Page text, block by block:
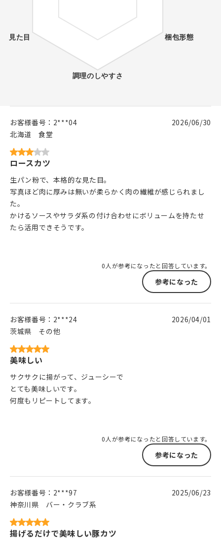
お客様番号： 2***04
北海道
食堂
2026/06/30
ロースカツ
生パン粉で、本格的な見た目。
写真ほど肉に厚みは無いが柔らかく肉の繊維が感じられまし
た。
かけるソースやサラダ系の付け合わせにボリュームを持たせ
たら活用できそうです。
0人が参考になったと回答しています。
参考になった
お客様番号： 2***24
茨城県
その他
2026/04/01
美味しい
サクサクに揚がって、ジューシーで
とても美味しいです。
何度もリピートしてます。
0人が参考になったと回答しています。
参考になった
お客様番号： 2***97
神奈川県
バー・クラブ系
2025/06/23
揚げるだけで美味しい豚カツ